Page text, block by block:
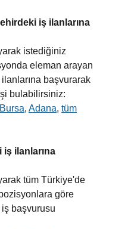
iş ilanlarına
istediğiniz
eleman arayan
ilanlarına başvurarak
işi bulabilirsiniz:
Bursa, Adana, tüm
iş ilanlarına
tüm Türkiye'de
pozisyonlara göre
iş başvurusu